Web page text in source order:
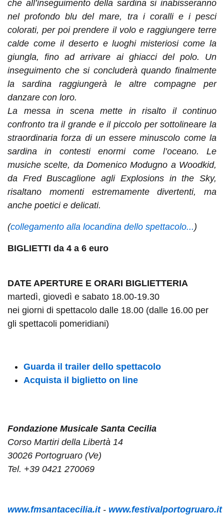
che all’inseguimento della sardina si inabisseranno
nel profondo blu del mare, tra i coralli e i pesci
colorati, per poi prendere il volo e raggiungere terre
calde come il deserto e luoghi misteriosi come la
giungla, fino ad arrivare ai ghiacci del polo. Un
inseguimento che si concluderà quando finalmente
la sardina raggiungerà le altre compagne per
danzare con loro.
La messa in scena mette in risalto il continuo
confronto tra il grande e il piccolo per sottolineare la
straordinaria forza di un essere minuscolo come la
sardina in contesti enormi come l’oceano. Le
musiche scelte, da Domenico Modugno a Woodkid,
da Fred Buscaglione agli Explosions in the Sky,
risaltano momenti estremamente divertenti, ma
anche poetici e delicati.
(collegamento alla locandina dello spettacolo...)
BIGLIETTI da 4 a 6 euro
DATE APERTURE E ORARI BIGLIETTERIA
martedì, giovedì e sabato 18.00-19.30
nei giorni di spettacolo dalle 18.00 (dalle 16.00 per
gli spettacoli pomeridiani)
Guarda il trailer dello spettacolo
Acquista il biglietto on line
Fondazione Musicale Santa Cecilia
Corso Martiri della Libertà 14
30026 Portogruaro (Ve)
Tel. +39 0421 270069
www.fmsantacecilia.it- www.festivalportogruaro.it